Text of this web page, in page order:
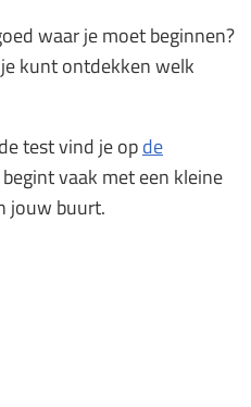
waar je moet beginnen?
kunt ontdekken welk
test vind je opde
vaak met een kleine
jouw buurt.